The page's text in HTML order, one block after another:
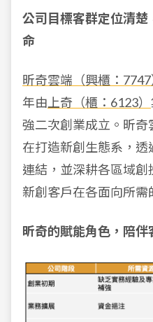
公司目標客群定位清
命
昕奇雲端（興櫃：7747
年由 上奇（櫃：6123）
強二次創業成立。昕
在打造新創生態系，
連結，並深耕各區域
新創客戶在各面向所需
昕奇的賦能角色，陪伴